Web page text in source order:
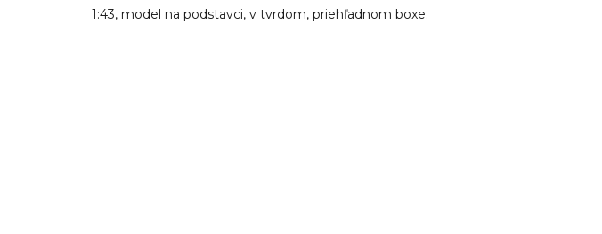
1:43, model na podstavci, v tvrdom, priehľadnom boxe.